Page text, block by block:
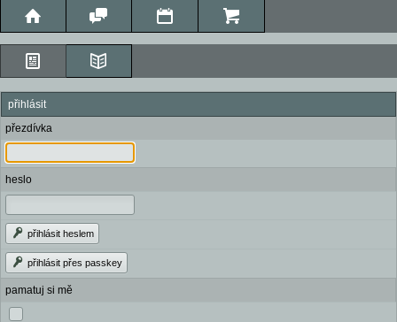
přihlásit
přezdívka
heslo
přihlásit heslem
přihlásit přes passkey
pamatuj si mě